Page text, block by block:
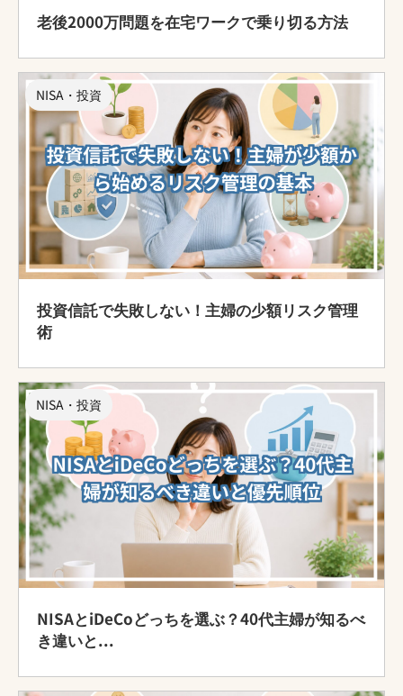
老後2000万問題を在宅ワークで乗り切る方法
NISA・投資
投資信託で失敗しない！主婦の少額リスク管理
術
NISA・投資
NISAとiDeCoどっちを選ぶ？40代主婦が知るべ
き違いと...